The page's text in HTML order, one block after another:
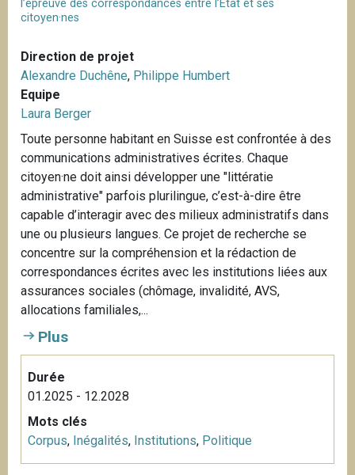
l’épreuve des correspondances entre l’Etat et ses
citoyen·nes
Direction de projet
Alexandre Duchêne, Philippe Humbert
Equipe
Laura Berger
Toute personne habitant en Suisse est confrontée à des
communications administratives écrites. Chaque
citoyen·ne doit ainsi développer une "littératie
administrative" parfois plurilingue, c’est-à-dire être
capable d’interagir avec des milieux administratifs dans
une ou plusieurs langues. Ce projet de recherche se
concentre sur la compréhension et la rédaction de
correspondances écrites avec les institutions liées aux
assurances sociales (chômage, invalidité, AVS,
allocations familiales,...
Plus
Durée
01.2025 - 12.2028
Mots clés
Corpus, Inégalités, Institutions, Politique